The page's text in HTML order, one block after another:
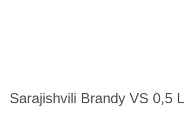
Sarajishvili Brandy VS 0,5 L